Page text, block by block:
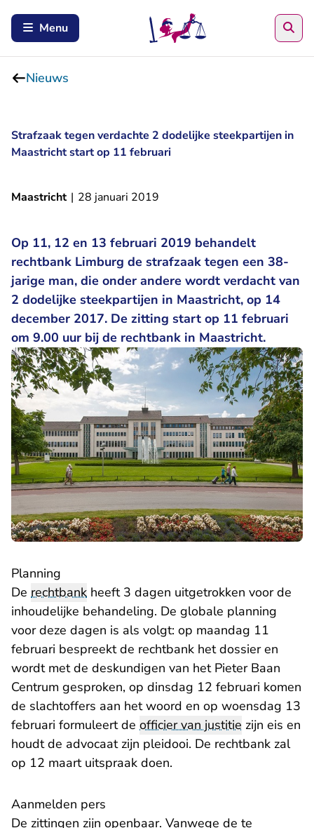
Menu
Nieuws
Strafzaak tegen verdachte 2 dodelijke steekpartijen in
Maastricht start op 11 februari
Maastricht | 28 januari 2019
Op 11, 12 en 13 februari 2019 behandelt
rechtbank Limburg de strafzaak tegen een 38-
jarige man, die onder andere wordt verdacht van
2 dodelijke steekpartijen in Maastricht, op 14
december 2017. De zitting start op 11 februari
om 9.00 uur bij de rechtbank in Maastricht.
Planning
De rechtbank heeft 3 dagen uitgetrokken voor de
inhoudelijke behandeling. De globale planning
voor deze dagen is als volgt: op maandag 11
februari bespreekt de rechtbank het dossier en
wordt met de deskundigen van het Pieter Baan
Centrum gesproken, op dinsdag 12 februari komen
de slachtoffers aan het woord en op woensdag 13
februari formuleert de officier van justitie zijn eis en
houdt de advocaat zijn pleidooi. De rechtbank zal
op 12 maart uitspraak doen.
Aanmelden pers
De zittingen zijn openbaar. Vanwege de te